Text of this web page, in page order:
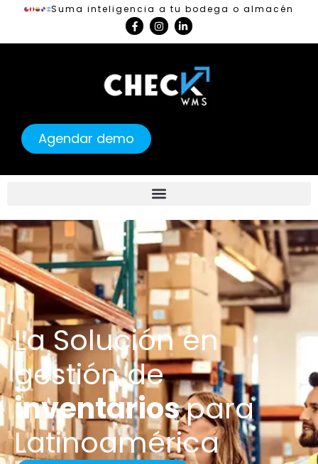
Suma inteligencia a tu bodega o almacén
Agendar demo
La Soluciónen
gestión de
inventariospara
Latinoamérica